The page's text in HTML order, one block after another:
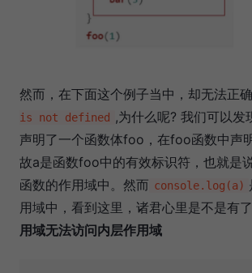
然而，在下面这个例子当中，却无法正
is not defined ,为什么呢? 我们可以发
声明了一个函数体foo，在foo函数中声
故a是函数foo中的有效标识符，也就是
函数的作用域中。然而 console.log(a)
用域中，看到这里，诸君心里是不是有
用域无法访问内层作用域